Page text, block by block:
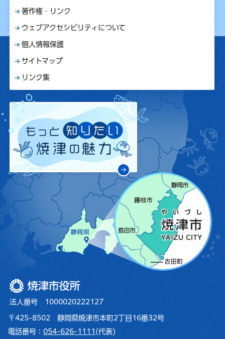
著作権・リンク
ウェブアクセシビリティについて
個人情報保護
サイトマップ
リンク集
焼津市役所
法人番号 1000020222127
〒425-8502 静岡県焼津市本町2丁目16番32号
電話番号： 054-626-1111 (代表)